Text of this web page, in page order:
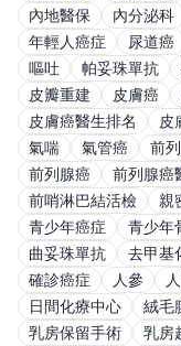
內地醫保
內分泌科
年輕人癌症
尿道癌
嘔吐
帕妥珠單抗
皮瓣重建
皮膚癌
皮膚癌醫生排名
皮
氣喘
氣管癌 前
前列腺癌
前列腺癌
前哨淋巴結活檢
親
青少年癌症
青少年
曲妥珠單抗
去甲基
確診癌症
人參
日間化療中心
絨毛
乳房保留手術
乳房